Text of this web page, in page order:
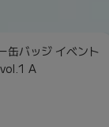
缶バッジ イベント
A